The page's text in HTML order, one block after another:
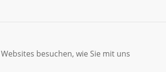
besuchen, wie Sie mit uns